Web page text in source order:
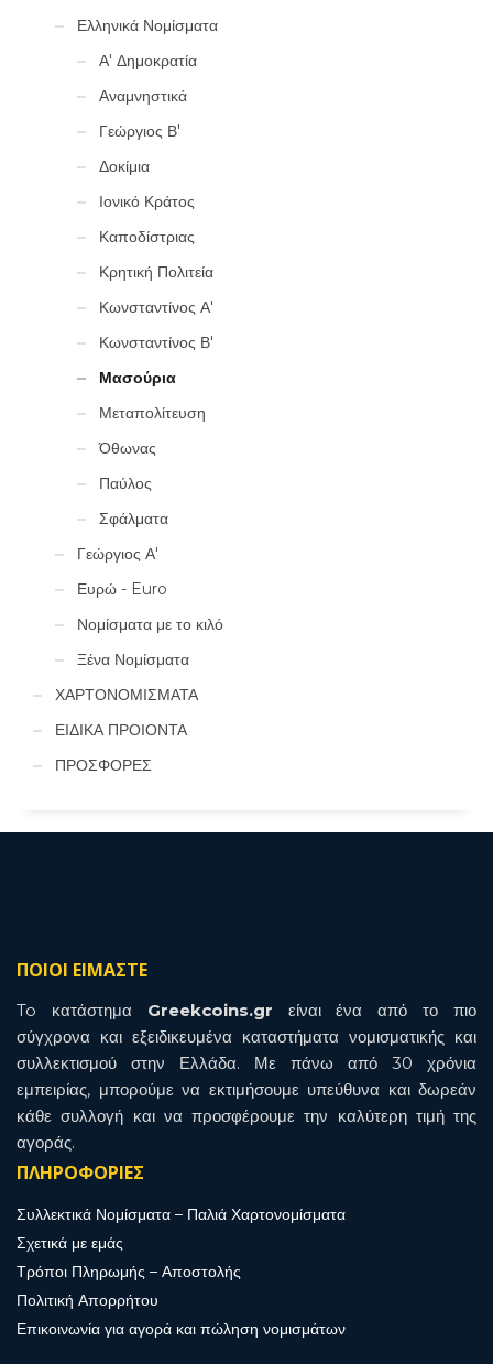
Ελληνικά Νομίσματα
Α' Δημοκρατία
Αναμνηστικά
Γεώργιος Β'
Δοκίμια
Ιονικό Κράτος
Καποδίστριας
Κρητική Πολιτεία
Κωνσταντίνος Α'
Κωνσταντίνος Β'
Μασούρια
Μεταπολίτευση
Όθωνας
Παύλος
Σφάλματα
Γεώργιος Α'
Ευρώ - Euro
Νομίσματα με το κιλό
Ξένα Νομίσματα
ΧΑΡΤΟΝΟΜΙΣΜΑΤΑ
ΕΙΔΙΚΑ ΠΡΟΙΟΝΤΑ
ΠΡΟΣΦΟΡΕΣ
ΠΟΙΟΙ ΕΙΜΑΣΤΕ
To κατάστημα Greekcoins.gr είναι ένα από το πιο
σύγχρονα και εξειδικευμένα καταστήματα νομισματικής και
συλλεκτισμού στην Ελλάδα. Με πάνω από 30 χρόνια
εμπειρίας, μπορούμε να εκτιμήσουμε υπεύθυνα και δωρεάν
κάθε συλλογή και να προσφέρουμε την καλύτερη τιμή της
αγοράς.
ΠΛΗΡΟΦΟΡΙΕΣ
Συλλεκτικά Νομίσματα – Παλιά Χαρτονομίσματα
Σχετικά με εμάς
Τρόποι Πληρωμής – Αποστολής
Πολιτική Απορρήτου
Επικοινωνία για αγορά και πώληση νομισμάτων